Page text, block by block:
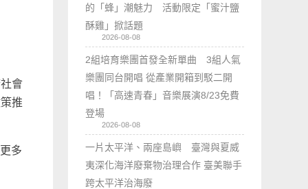
會
推
多
的「蜂」潮魅力 活動限定「蜜汁鹽
酥雞」掀話題
2026-08-08
2組培育樂團首發全新單曲 3組人氣
樂團同台開唱 從產業開箱到駁二開
唱！「高速青春」音樂展演8/23免費
登場
2026-08-08
一片太平洋、兩座島嶼 臺灣與夏威
夷深化海洋廢棄物治理合作 臺美聯手
跨太平洋治海廢